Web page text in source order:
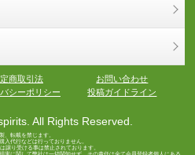
商取引法
お問い合わせ
シーポリシー
投稿ガイドライン
All Rights Reserved.
、転載を禁じます。
入代行などは行っておりません。
譲り受ける事は禁止されております。